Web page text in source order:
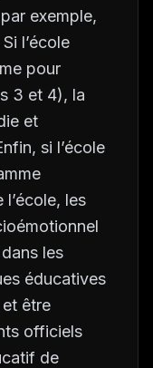
exemple,
l’école
pour
3 et 4), la
et
si l’école
l’école, les
les
éducatives
et être
officiels
de